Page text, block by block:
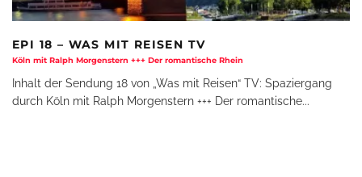
EPI 18 – WAS MIT REISEN TV
Köln mit Ralph Morgenstern +++ Der romantische Rhein
Inhalt der Sendung 18 von „Was mit Reisen“ TV: Spaziergang
durch Köln mit Ralph Morgenstern +++ Der romantische...